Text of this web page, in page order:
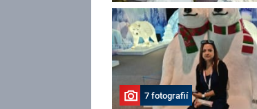
7 fotografií